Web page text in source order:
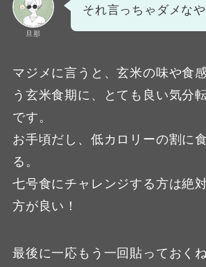
旦那
それ言っちゃダメな
マジメに言うと、玄米の味や食
う玄米食期に、とても良い気分
です。
お手頃だし、低カロリーの割に
る。
七号食にチャレンジする方は絶
方が良い！
最後に一応もう一回貼っておくね